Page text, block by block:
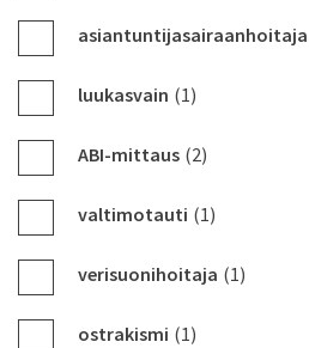
asiantuntijasairaanhoitaja
luukasvain (1)
ABI-mittaus (2)
valtimotauti (1)
verisuonihoitaja (1)
ostrakismi (1)